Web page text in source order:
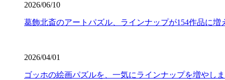
2026/06/10
葛飾北斎のアートパズル、ラインナップが154作品に増
2026/04/01
ゴッホの絵画パズルを、一気にラインナップを増やし